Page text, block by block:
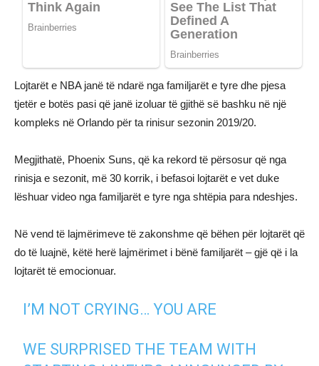
Lojtarët e NBA janë të ndarë nga familjarët e tyre dhe pjesa
tjetër e botës pasi që janë izoluar të gjithë së bashku në një
kompleks në Orlando për ta rinisur sezonin 2019/20.
Megjithatë, Phoenix Suns, që ka rekord të përsosur që nga
rinisja e sezonit, më 30 korrik, i befasoi lojtarët e vet duke
lëshuar video nga familjarët e tyre nga shtëpia para ndeshjes.
Në vend të lajmërimeve të zakonshme që bëhen për lojtarët që
do të luajnë, këtë herë lajmërimet i bënë familjarët – gjë që i la
lojtarët të emocionuar.
I’M NOT CRYING… YOU ARE
WE SURPRISED THE TEAM WITH